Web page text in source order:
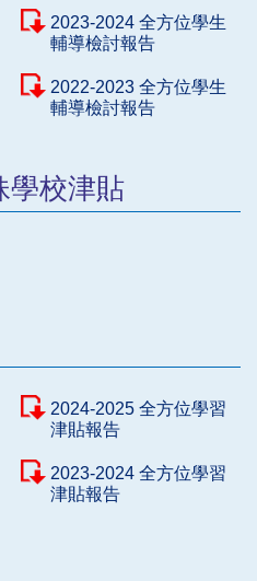
2023-2024 全方位學生
輔導檢討報告
2022-2023 全方位學生
輔導檢討報告
學校津貼
2024-2025 全方位學習
津貼報告
2023-2024 全方位學習
津貼報告